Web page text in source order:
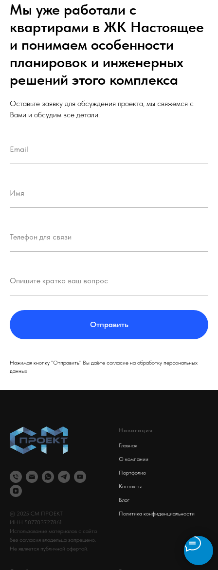
Мы уже работали с
квартирами в ЖК Настоящее
и понимаем особенности
планировок и инженерных
решений этого комплекса
Оставьте заявку для обсуждения проекта, мы свяжемся с
Вами и обсудим все детали.
Отправить
Нажимая кнопку "Отправить" Вы даёте согласие на обработку персональных
данных
© 2025 СМ ПРОЕКТ
ИНН 507703727861
Использование материалов с сайта
без согласия владельца запрещено.
Не является публичной офертой.
Навигация
Главная
О компании
Портфолио
Контакты
Блог
Политика конфиденциальности